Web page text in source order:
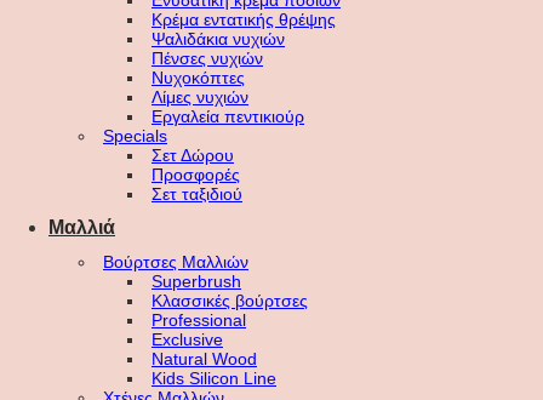
Κρέμα εντατικής θρέψης
Ψαλιδάκια νυχιών
Πένσες νυχιών
Νυχοκόπτες
Λίμες νυχιών
Εργαλεία πεντικιούρ
Specials
Σετ Δώρου
Προσφορές
Σετ ταξιδιού
Μαλλιά
Βούρτσες Μαλλιών
Superbrush
Κλασσικές βούρτσες
Professional
Exclusive
Natural Wood
Kids Silicon Line